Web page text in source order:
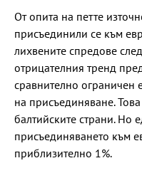
От опита на петте
присъединили се към
лихвените спредове
отрицателния тренд
сравнително ограничен
на присъединяване.
балтийските страни. Но
присъединяването към
приблизително 1%.